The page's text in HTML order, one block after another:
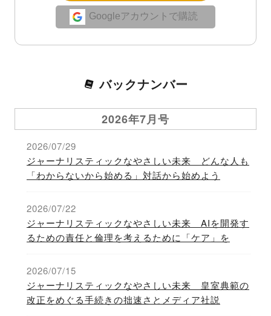
Googleアカウントで購読
バックナンバー
2026年7月号
2026/07/29
ジャーナリスティックなやさしい未来 どんな人も
「わからないから始める」対話から始めよう
2026/07/22
ジャーナリスティックなやさしい未来 AIを開発す
るための責任と倫理を考えるために「ケア」を
2026/07/15
ジャーナリスティックなやさしい未来 皇室典範の
改正をめぐる手続きの拙速さとメディア社説